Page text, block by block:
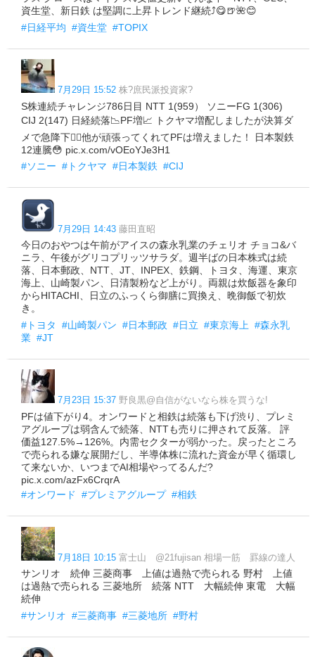
資生堂、新日鉄 は堅調に上昇トレンド継続⤴️😋🍺🌺😊
#日経平均 #資生堂 #TOPIX
7月29日 15:52 株?庶民派投資家?
S株連続チャレンジ786日目 NTT 1(959） ソニーFG 1(306)
CIJ 2(147) 日経続落📉PF増📈 トクヤマ増配しましたが決算ダ
メで急降下🙅‍♀️他が頑張ってくれてPFは増えました！ 日本製鉄
12連騰😳 pic.x.com/vOEoYJe3H1
#ソニー #トクヤマ #日本製鉄 #CIJ
7月29日 14:43 藤田直昭
今日のおやつは午前がアイスの森永乳業のチェリオ チョコ&バ
ニラ、午後がグリコプリッツサラダ。週半ばの日本株式は続
落、日本郵政、NTT、JT、INPEX、鉄鋼、トヨタ、海運、東京
海上、山崎製パン、日清製粉など上がり。両親は炊飯器を象印
からHITACHI、日立のふっくら御膳に買換え、晩御飯で初炊
き。
#トヨタ
#山崎製パン #日本郵政 #日立 #東京海上
#森永乳
業 #JT
7月23日 15:37 野良黒@自信がないなら株を買うな!
PFは値下がり4。オンワードと相鉄は続落も下げ渋り、プレミ
アグループは弱含んで続落、NTTも売りに押されて反落。 評
価益127.5%→126%。内需セクターが弱かった。戻ったところ
で売られる嫌な展開だし、半導体株に流れた資金が早く循環し
て来ないか、いつまでAI相場やってるんだ?
pic.x.com/azFx6CrqrA
#オンワード
#プレミアグループ #相鉄
7月18日 10:15 富士山 @21fujisan 相場一筋 罫線の達人
サンリオ 続伸 三菱商事 上値は過熱で売られる 野村 上値
は過熱で売られる 三菱地所 続落 NTT 大幅続伸 東電 大幅
続伸
#サンリオ #三菱商事 #三菱地所 #野村